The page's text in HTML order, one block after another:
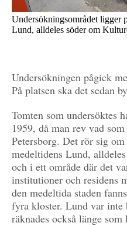
Undersökningsområdet ligger
Lund, alldeles söder om
Undersökningen pågick
På platsen ska det sedan
Tomten som undersöktes
1959, då man rev vad
Petersborg. Det rör sig
medeltidens Lund,
och i ett område där det
institutioner och residens
den medeltida staden
fyra kloster. Lund var inte
räknades också länge